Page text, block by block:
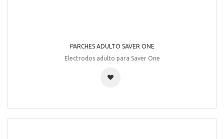
PARCHES ADULTO SAVER ONE
Electrodos adulto para Saver One